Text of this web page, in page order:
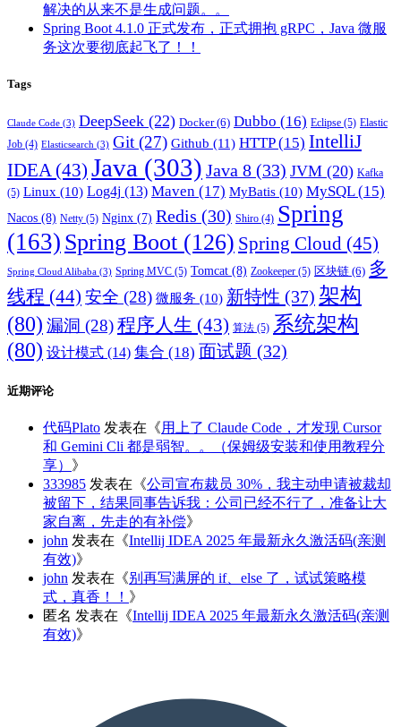
解决的从来不是生成问题。。
Spring Boot 4.1.0 正式发布，正式拥抱 gRPC，Java 微服
务这次要彻底起飞了！！
Tags
Claude Code (3) DeepSeek (22) Docker(6) Dubbo (16) Eclipse (5) Elastic
Job (4) Elasticsearch (3) Git (27) Github (11) HTTP(15) IntelliJ
IDEA (43) Java (303) Java 8 (33) JVM (20) Kafka
(5) Linux (10) Log4j (13) Maven (17) MyBatis (10) MySQL(15)
Nacos (8) Netty (5) Nginx (7) Redis (30) Shiro (4) Spring
(163) Spring Boot (126) Spring Cloud (45)
Spring Cloud Alibaba (3) Spring MVC (5) Tomcat (8) Zookeeper (5) 区块链 (6) 多
线程 (44) 安全 (28) 微服务 (10) 新特性 (37) 架构
(80) 漏洞 (28)程序人生 (43) 算法 (5) 系统架构
(80) 设计模式 (14) 集合 (18) 面试题 (32)
近期评论
代码Plato 发表在《用上了 Claude Code，才发现 Cursor
和 Gemini Cli 都是弱智。。（保姆级安装和使用教程分
享） 》
333985 发表在《公司宣布裁员 30%，我主动申请被裁却
被留下，结果同事告诉我：公司已经不行了，准备让大
家自离，先走的有补偿》
john 发表在《Intellij IDEA 2025 年最新永久激活码(亲测
有效)》
john 发表在《别再写满屏的 if、else 了，试试策略模
式，真香！！ 》
匿名 发表在《Intellij IDEA 2025 年最新永久激活码(亲测
有效)》